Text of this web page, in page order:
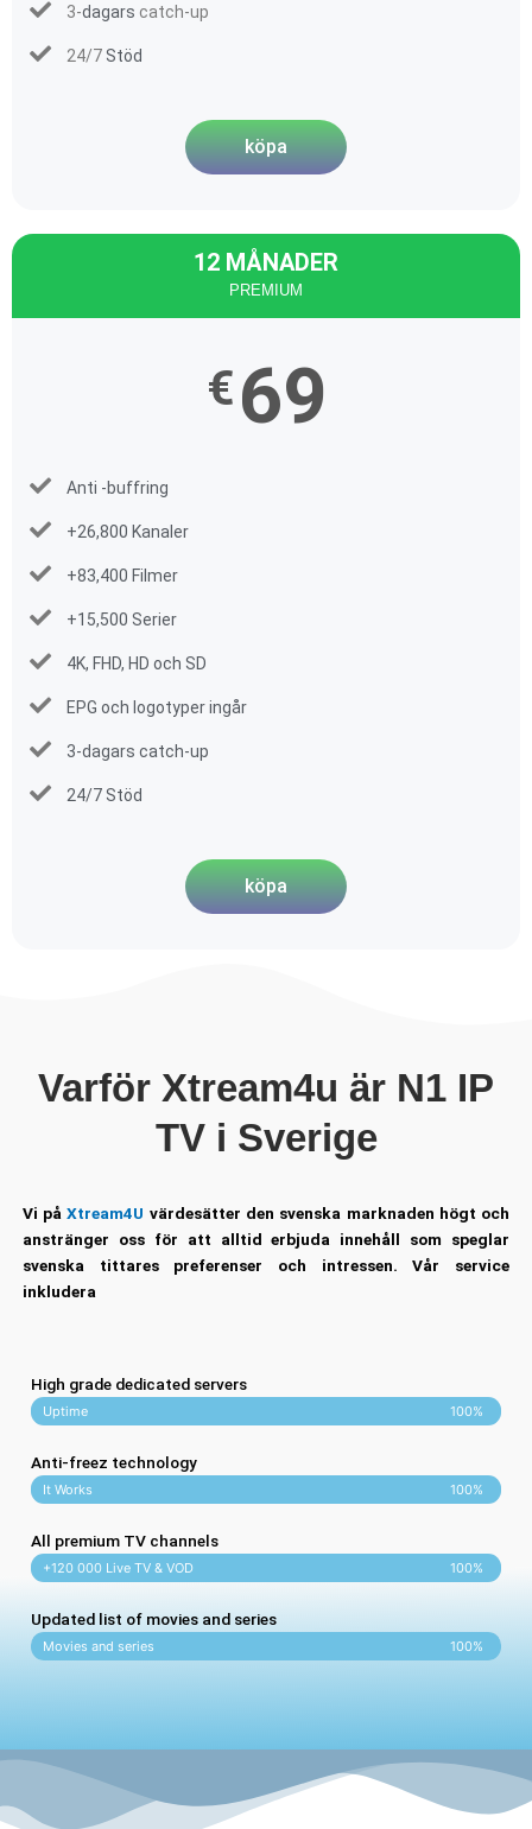
3-dagars catch-up
24/7 Stöd
köpa
12 MÅNADER
PREMIUM
€69
Anti -buffring
+26,800 Kanaler
+83,400 Filmer
+15,500 Serier
4K, FHD, HD och SD
EPG och logotyper ingår
3-dagars catch-up
24/7 Stöd
köpa
Varför Xtream4u är N1 IP
TV i Sverige
Vi påXtream4U värdesätter den svenska marknaden högt och
anstränger oss för att alltid erbjuda innehåll som speglar
svenska tittares preferenser och intressen. Vår service
inkludera
High grade dedicated servers
Uptime 100%
Anti-freez technology
It Works 100%
All premium TV channels
+120 000 Live TV & VOD 100%
Updated list of movies and series
Movies and series 100%